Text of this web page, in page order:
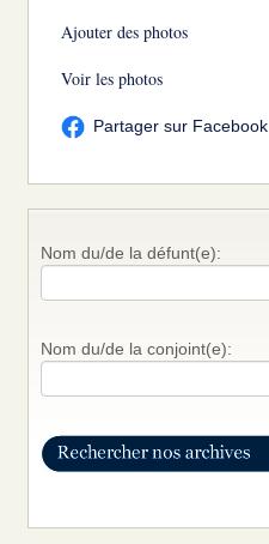
Ajouter des photos
Voir les photos
Partager sur Facebook
Nom du/de la défunt(e):
Nom du/de la conjoint(e):